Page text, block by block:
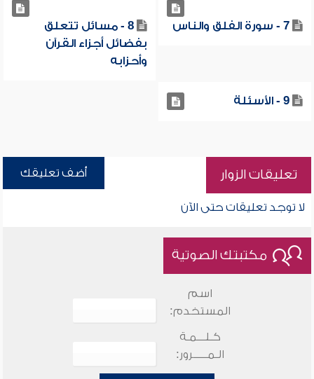
7 - سورة الفلق والناس
8 - مسائل تتعلق
بفضائل أجزاء القرآن
وأحزابه
9 - الأسئلة
تعليقات الزوار أضف تعليقك
لا توجد تعليقات حتى الآن
مكتبتك الصوتية
اسم
المستخدم:
كـلـــمـة
الـمـــــرور: